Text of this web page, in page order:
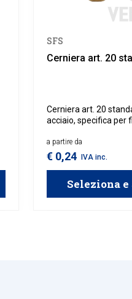
SFS
Cerniera art. 20
Cerniera art. 20
acciaio, specifica per
a partire da
€ 0,24 IVA inc.
Seleziona